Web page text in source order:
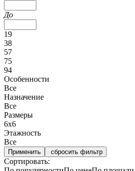
До
19
38
57
75
94
Особенности
Все
Назначение
Все
Размеры
6х6
Этажность
Все
сбросить фильтр
Сортировать: